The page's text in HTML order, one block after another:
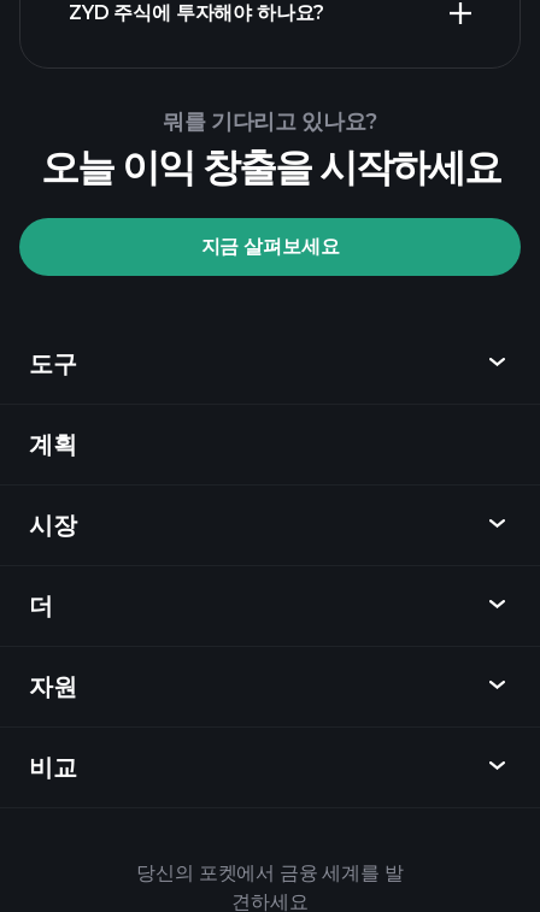
Playtrade Tournaments
추천된 중개인
ZYD 주식에 투자해야 하나요?
Playtrade Tournaments
포트폴리오
뭐를 기다리고 있나요?
오늘 이익 창출을 시작하세요
지금 살펴보세요
도구
발견
차트
뉴스
학습 허브
메신저
계획
시장
개요
외환
지수
더
제휴사가 되다
회사
Playtrade 소개
자원
도움말 센터
비교
당신의 포켓에서 금융 세계를 발
견하세요